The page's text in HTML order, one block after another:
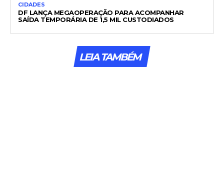
CIDADES
DF LANÇA MEGAOPERAÇÃO PARA ACOMPANHAR
SAÍDA TEMPORÁRIA DE 1,5 MIL CUSTODIADOS
LEIA TAMBÉM